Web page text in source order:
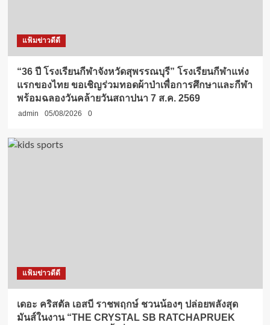
แฟ้มข่าวดีดี
“36 ปี โรงเรียนกีฬาจังหวัดสุพรรณบุรี” โรงเรียนกีฬาแห่ง
แรกของไทย ขอเชิญร่วมทอดผ้าป่าเพื่อการศึกษาและกีฬา
พร้อมฉลองวันคล้ายวันสถาปนา 7 ส.ค. 2569
admin 05/08/2026 0
แฟ้มข่าวดีดี
เดอะ คริสตัล เอสบี ราชพฤกษ์ ชวนน้องๆ ปล่อยพลังสุด
มันส์ในงาน “THE CRYSTAL SB RATCHAPRUEK